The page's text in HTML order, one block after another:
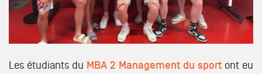
Les étudiants du MBA 2 Management du sportont eu